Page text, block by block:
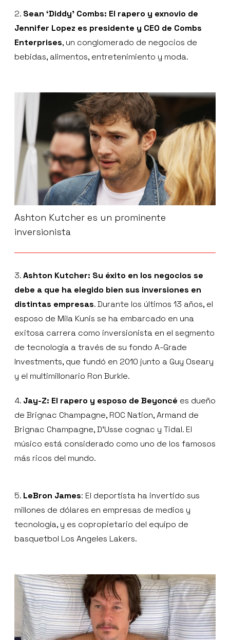
2. Sean ‘Diddy’ Combs: El rapero y exnovio de
Jennifer Lopez es presidente y CEO de Combs
Enterprises, un conglomerado de negocios de
bebidas, alimentos, entretenimiento y moda.
Ashton Kutcher es un prominente
inversionista
3.Ashton Kutcher: Su éxito en los negocios se
debe a que ha elegido bien sus inversiones en
distintas empresas. Durante los últimos 13 años, el
esposo de Mila Kunis se ha embarcado en una
exitosa carrera como inversionista en el segmento
de tecnología a través de su fondo A-Grade
Investments, que fundó en 2010 junto a Guy Oseary
y el multimillonario Ron Burkle.
4. Jay-Z: El rapero y esposo de Beyoncé es dueño
de Brignac Champagne, ROC Nation, Armand de
Brignac Champagne, D’Usse cognac y Tidal. El
músico está considerado como uno de los famosos
más ricos del mundo.
5. LeBron James: El deportista ha invertido sus
millones de dólares en empresas de medios y
tecnología, y es copropietario del equipo de
basquetbol Los Angeles Lakers.